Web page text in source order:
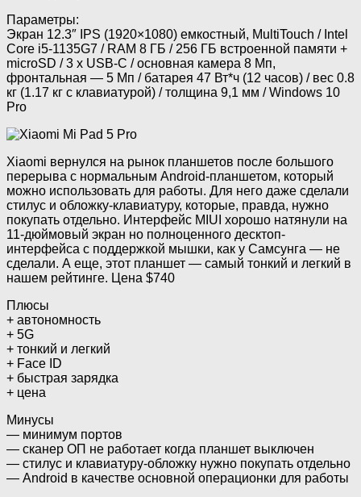
Параметры:
Экран 12.3″ IPS (1920×1080) емкостный, MultiTouch / Intel
Core i5-1135G7 / RAM 8 ГБ / 256 ГБ встроенной памяти +
microSD / 3 х USB-C / основная камера 8 Мп,
фронтальная — 5 Мп / батарея 47 Вт*ч (12 часов) / вес 0.8
кг (1.17 кг с клавиатурой) / толщина 9,1 мм / Windows 10
Pro
Xiaomi вернулся на рынок планшетов после большого
перерыва с нормальным Android-планшетом, который
можно использовать для работы. Для него даже сделали
стилус и обложку-клавиатуру, которые, правда, нужно
покупать отдельно. Интерфейс MIUI хорошо натянули на
11-дюймовый экран но полноценного десктоп-
интерфейса с поддержкой мышки, как у Самсунга — не
сделали. А еще, этот планшет — самый тонкий и легкий в
нашем рейтинге. Цена $740
Плюсы
+ автономность
+ 5G
+ тонкий и легкий
+ Face ID
+ быстрая зарядка
+ цена
Минусы
— минимум портов
— сканер ОП не работает когда планшет выключен
— стилус и клавиатуру-обложку нужно покупать отдельно
— Android в качестве основной операционки для работы